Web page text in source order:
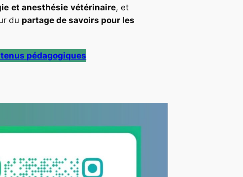
et anesthésie vétérinaire, et
du partage de savoirs pour les
pédagogiques